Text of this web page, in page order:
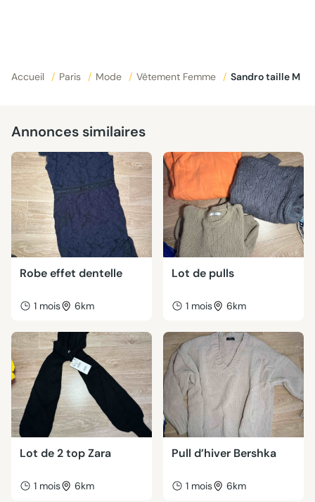
Accueil / Paris / Mode / Vêtement Femme / Sandro taille M
Annonces similaires
Robe effet dentelle
1 mois 6km
Lot de pulls
1 mois 6km
Lot de 2 top Zara
1 mois 6km
Pull d’hiver Bershka
1 mois 6km